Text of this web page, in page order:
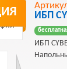
ИБП
ИБП